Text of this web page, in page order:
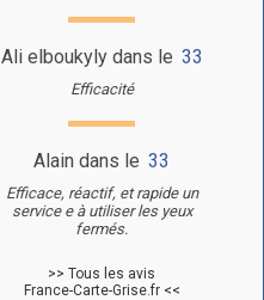
Ali elboukyly dans le 33
Efficacité
Alain dans le 33
Efficace, réactif, et rapide un
service e à utiliser les yeux
fermés.
>> Tous les avis
France-Carte-Grise.fr <<